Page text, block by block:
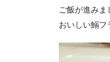
ご飯が進みま
おいしい鰯フ